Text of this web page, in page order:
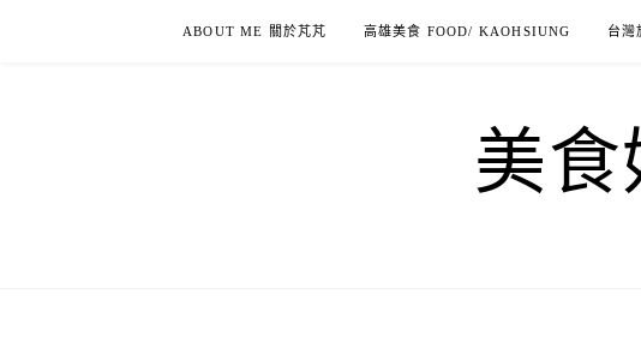
ABOUT ME 關於芃芃 高雄美食 FOOD/ KAOHSIUNG 台
美食